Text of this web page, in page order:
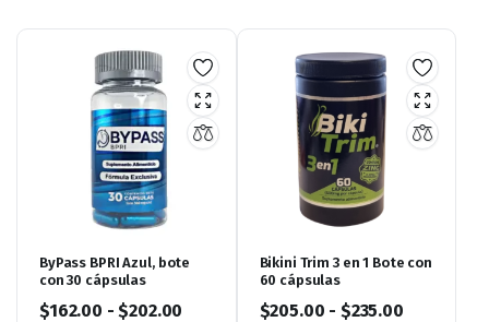
ByPass BPRI Azul, bote
con 30 cápsulas
$162.00 -$202.00
Bikini Trim 3 en 1 Bote con
60 cápsulas
$205.00 - $235.00